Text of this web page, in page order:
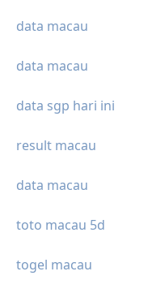
data macau
data macau
data sgp hari ini
result macau
data macau
toto macau 5d
togel macau